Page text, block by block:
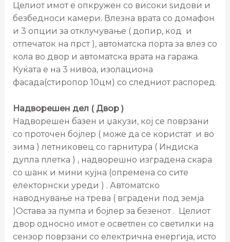
Целиот имот е опкружен со високи ѕидови и
безбедноси камери. Влезна врата со домафон
и 3 опции за отклучување ( допир, код и
отпечаток на прст ), автоматска порта за влез со
кола во двор и автоматска врата на гаража.
Куќата е на 3 нивоа, изолациона
фасада(стиропор 10цм) со следниот распоред.
Надворешен дел ( Двор )
Надворешен базен и џакузи, кој се поврзани
со проточен бојлер ( може да се користат и во
зима ) летниковец со гарнитура ( Индиска
дупла плетка ) , надворешно изградена скара
со шанк и мини кујна (опремена со сите
електорнски уреди ) . Автоматско
наводнување на трева ( вградени под земја
)Остава за пумпа и бојлер за безенот . Целиот
двор односно имот е осветлен со светилки на
сензор поврзани со електрична енергија, исто